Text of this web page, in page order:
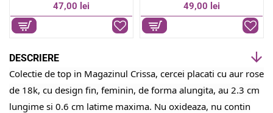
47,00 lei 49,00 lei
DESCRIERE
Colectie de top in Magazinul Crissa, cercei placati cu aur rose
de 18k, cu design fin, feminin, de forma alungita, au 2.3 cm
lungime si 0.6 cm latime maxima. Nu oxideaza, nu contin